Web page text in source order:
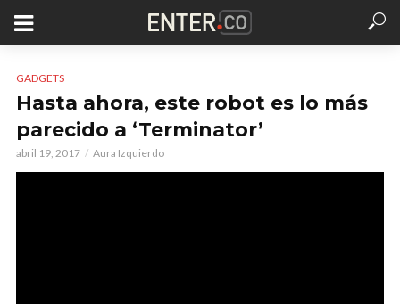
GADGETS
Hasta ahora, este robot es lo más
parecido a ‘Terminator’
abril 19, 2017 Aura Izquierdo